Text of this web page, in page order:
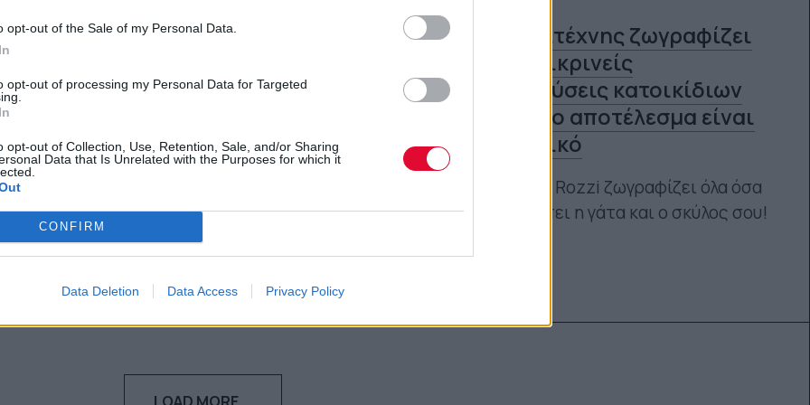
opt-out of the Sale of my Personal Data.
opt-out of processing my Personal Data for Targeted
opt-out of Collection, Use, Retention, Sale, and/or Sharing
Data that Is Unrelated with the Purposes for which it
CONFIRM
Data Deletion Data Access Privacy Policy
σκηνή από «The Parent Trap»
Η διάσημη ηθοποιός πηγαίνει τον χρόνο
της, μέσα από μια ανάρτησ...
25.02.2022
Ένας καλλιτέχνης ζωγραφίζει
τις πιο ειλικρινείς
εκμυστηρεύσεις κατοικίδιων
ζώων και το αποτέλεσμα είναι
ξεκαρδιστικό
Ο Christopher Rozzi ζωγραφίζει όλα όσα
θέλει να σου πει η γάτα και ο σκύλος σου!
Ναταλία Πετρίτη